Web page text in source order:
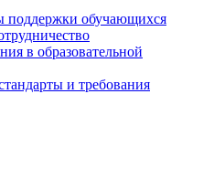
поддержки обучающихся
в образовательной
и требования